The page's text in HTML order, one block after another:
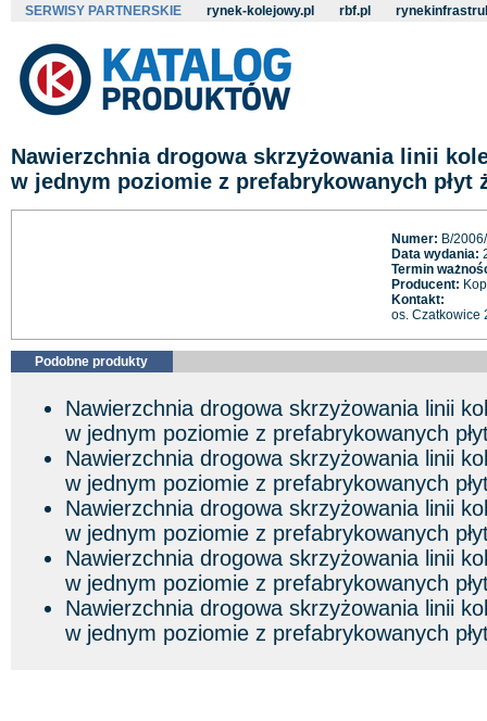
SERWISY PARTNERSKIE rynek-kolejowy.pl rbf.pl
Nawierzchnia drogowa skrzyżowania linii
w jednym poziomie z prefabrykowanych płyt
Numer: B/
Data wydania:
Termin
Producent:
Kontakt:
os. Czatkowice
Podobne produkty
Nawierzchnia drogowa skrzyżowania linii
w jednym poziomie z prefabrykowanych
Nawierzchnia drogowa skrzyżowania linii
w jednym poziomie z prefabrykowanych
Nawierzchnia drogowa skrzyżowania linii
w jednym poziomie z prefabrykowanych
Nawierzchnia drogowa skrzyżowania linii
w jednym poziomie z prefabrykowanych
Nawierzchnia drogowa skrzyżowania linii
w jednym poziomie z prefabrykowanych